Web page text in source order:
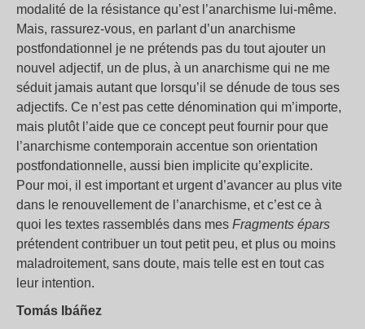
modalité de la résistance qu’est l’anarchisme lui-même.
Mais, rassurez-vous, en parlant d’un anarchisme
postfondationnel je ne prétends pas du tout ajouter un
nouvel adjectif, un de plus, à un anarchisme qui ne me
séduit jamais autant que lorsqu’il se dénude de tous ses
adjectifs. Ce n’est pas cette dénomination qui m’importe,
mais plutôt l’aide que ce concept peut fournir pour que
l’anarchisme contemporain accentue son orientation
postfondationnelle, aussi bien implicite qu’explicite.
Pour moi, il est important et urgent d’avancer au plus vite
dans le renouvellement de l’anarchisme, et c’est ce à
quoi les textes rassemblés dans mes Fragments épars
prétendent contribuer un tout petit peu, et plus ou moins
maladroitement, sans doute, mais telle est en tout cas
leur intention.
Tomás Ibáñez